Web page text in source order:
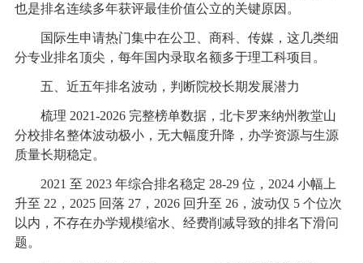
也是排名连续多年获评最佳价值公立的关键原因。
国际生申请热门集中在公卫、商科、传媒，这几类细
分专业排名顶尖，每年国内录取名额多于理工科项目。
五、近五年排名波动，判断院校长期发展潜力
梳理 2021-2026 完整榜单数据，北卡罗来纳州教堂山
分校排名整体波动极小，无大幅度升降，办学资源与生源
质量长期稳定。
2021 至 2023 年综合排名稳定 28-29 位，2024 小幅上
升至 22，2025 回落 27，2026 回升至 26，波动仅 5 个位次
以内，不存在办学规模缩水、经费削减导致的排名下滑问
题。